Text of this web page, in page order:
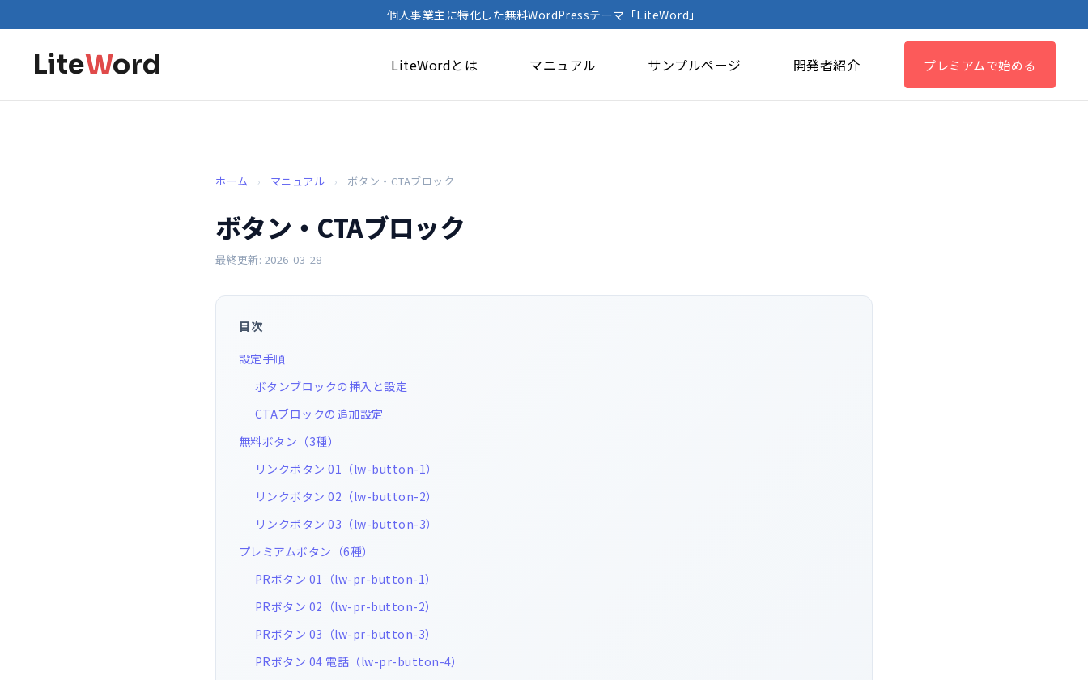
個人事業主に特化した無料WordPressテーマ「LiteWord」
LiteWord LiteWordとは マニュアル サンプルページ 開発者紹介 プレミアムで始める
ホーム › マニュアル › ボタン・CTAブロック
ボタン・CTAブロック
最終更新: 2026-03-28
目次
設定手順
ボタンブロックの挿入と設定
CTAブロックの追加設定
無料ボタン（3種）
リンクボタン 01（lw-button-1）
リンクボタン 02（lw-button-2）
リンクボタン 03（lw-button-3）
プレミアムボタン（6種）
PRボタン 01（lw-pr-button-1）
PRボタン 02（lw-pr-button-2）
PRボタン 03（lw-pr-button-3）
PRボタン 04 電話（lw-pr-button-4）